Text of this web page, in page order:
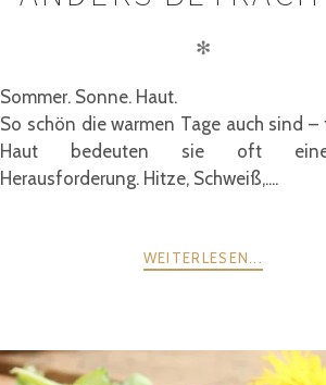
✻
Sommer. Sonne. Haut.
So schön die warmen Tage auch sind –
Haut bedeuten sie oft
Herausforderung. Hitze, Schweiß,....
WEITERLESEN...